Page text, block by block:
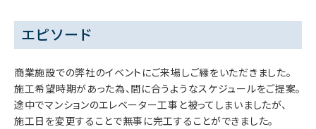
エピソード
商業施設での弊社のイベントにご来場しご縁をいただきました。
施工希望時期があった為、間に合うようなスケジュールをご提案。
途中でマンションのエレベーター工事と被ってしまいましたが、
施工日を変更することで無事に完工することができました。